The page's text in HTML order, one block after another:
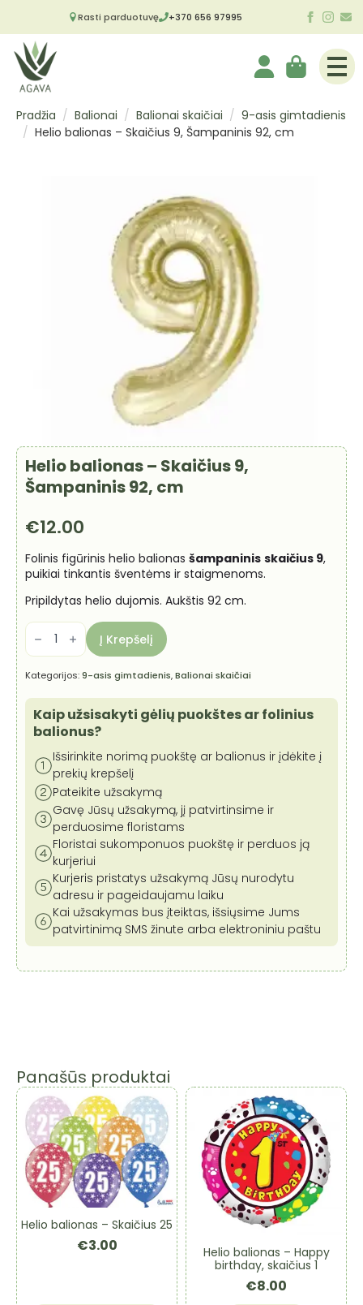
Rasti parduotuvę +370 656 97995
Pradžia Balionai Balionai skaičiai
9-asis gimtadienis
Helio balionas – Skaičius 9, Šampaninis 92, cm
Helio balionas – Skaičius 9,
Šampaninis 92, cm
€12.00
Folinis figūrinis helio balionas šampaninis skaičius 9,
puikiai tinkantis šventėms ir staigmenoms.
Pripildytas helio dujomis. Aukštis 92 cm.
produkto
kiekis:
Helio
balionas
-
Skaičius
9,
Šampaninis
92,
cm
Į Krepšelį
Kategorijos:9-asis gimtadienis,Balionai skaičiai
Kaip užsisakyti gėlių puokštes ar folinius
balionus?
Išsirinkite norimą puokštę ar balionus ir įdėkite į
prekių krepšelį
Pateikite užsakymą
Gavę Jūsų užsakymą, jį patvirtinsime ir
perduosime floristams
Floristai sukomponuos puokštę ir perduos ją
kurjeriui
Kurjeris pristatys užsakymą Jūsų nurodytu
adresu ir pageidaujamu laiku
Kai užsakymas bus įteiktas, išsiųsime Jums
patvirtinimą SMS žinute arba elektroniniu paštu
Panašūs produktai
Helio balionas – Skaičius 25
€3.00
Helio balionas – Happy
birthday, skaičius 1
€8.00